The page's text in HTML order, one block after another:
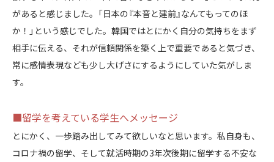
があると感じました。「日本の『本音と建前』なんてもってのほ
か！」という感じでした。韓国ではとにかく自分の気持ちをまず
相手に伝える、それが信頼関係を築く上で重要であると気づき、
常に感情表現なども少し大げさにするようにしていた気がしま
す。
■留学を考えている学生へメッセージ
とにかく、一歩踏み出してみて欲しいなと思います。私自身も、
コロナ禍の留学、そして就活時期の3年次後期に留学する不安な